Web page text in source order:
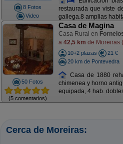
8 Fotos
Video
restaurada que viste
gallega.8 amplias
50 Fotos
(5 comentarios)
Casa de Magina
Casa Rural en
a 42,5 km de Moreiras
10+2 plazas
21 €
20 km de Pontevedra
Casa de 1880
chimenea y horno
equipada, 4 hab.
Cerca de Moreiras: